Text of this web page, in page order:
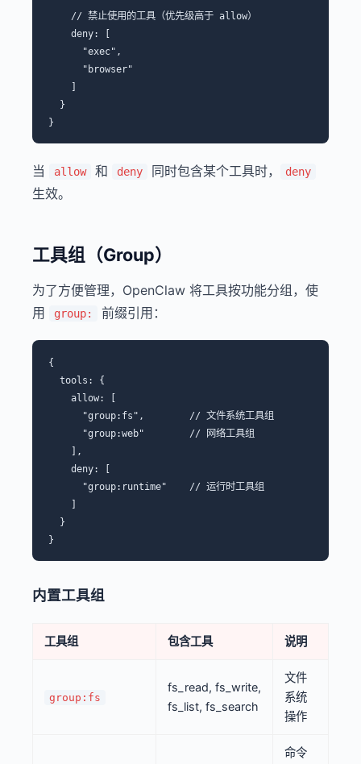
    // 禁止使用的工具（优先级高于 allow）
    deny: [
      "exec",
      "browser"
    ]
  }
当 allow 和 deny 同时包含某个工具时， deny
生效。
工具组（Group）
为了方便管理，OpenClaw 将工具按功能分组，使
用
group: 前缀引用：
{
  tools: {
    allow: [
      "group:fs",        // 文件系统工具组
      "group:web"        // 网络工具组
    ],
    deny: [
      "group:runtime"    // 运行时工具组
    ]
  }
内置工具组
工具组 包含工具 说明
group:fs
fs_read, fs_write,
fs_list, fs_search
文件
系统
操作
命令